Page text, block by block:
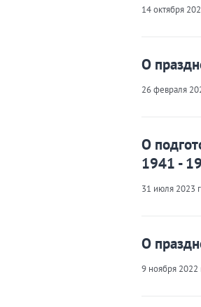
14 октября
О
26 февраля
О
1941 -
31 июля 2023
О
9 ноября 2022